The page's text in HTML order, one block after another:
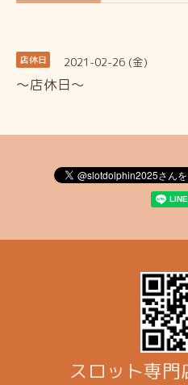
店休日 2021-02-26 (金)
～店休日～
スロット専門